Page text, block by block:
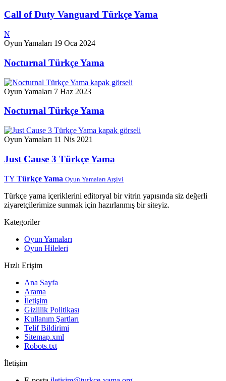
Call of Duty Vanguard Türkçe Yama
N
Oyun Yamaları 19 Oca 2024
Nocturnal Türkçe Yama
Oyun Yamaları 7 Haz 2023
Nocturnal Türkçe Yama
Oyun Yamaları 11 Nis 2021
Just Cause 3 Türkçe Yama
TY Türkçe Yama Oyun Yamaları Arşivi
Türkçe yama içeriklerini editoryal bir vitrin yapısında siz değerli
ziyaretçilerimize sunmak için hazırlanmış bir siteyiz.
Kategoriler
Oyun Yamaları
Oyun Hileleri
Hızlı Erişim
Ana Sayfa
Arama
İletişim
Gizlilik Politikası
Kullanım Şartları
Telif Bildirimi
Sitemap.xml
Robots.txt
İletişim